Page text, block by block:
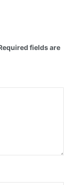
fields are